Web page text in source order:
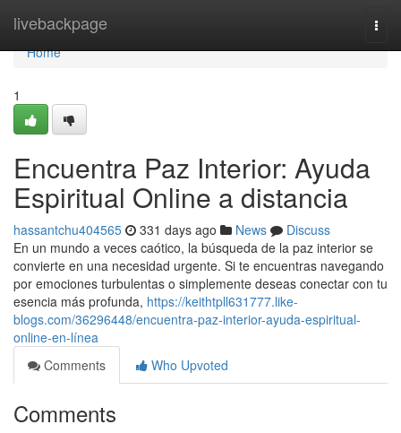
livebackpage
Home
Home
1
Encuentra Paz Interior: Ayuda
Espiritual Online a distancia
hassantchu404565 331 days ago News
Discuss
En un mundo a veces caótico, la búsqueda de la paz interior se
convierte en una necesidad urgente. Si te encuentras navegando
por emociones turbulentas o simplemente deseas conectar con tu
esencia más profunda, https://keithtpll631777.like-
blogs.com/36296448/encuentra-paz-interior-ayuda-espiritual-
online-en-línea
Comments
Who Upvoted
Comments